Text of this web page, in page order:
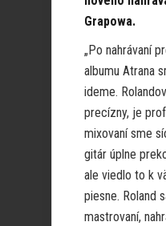
Grapowa.
„Po nahrávaní
albumu Atrana
ideme.
precízny, je
mixovaní sme
gitár úplne
ale viedlo to k
piesne. Roland
mastrovaní,